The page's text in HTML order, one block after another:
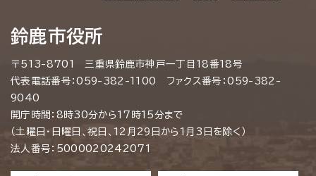
鈴鹿市役所
〒513-8701 三重県鈴鹿市神戸一丁目18番18号
代表電話番号：059-382-1100 ファクス番号：059-382-
9040
開庁時間：8時30分から17時15分まで
（土曜日・日曜日、祝日、12月29日から1月3日を除く）
法人番号：5000020242071